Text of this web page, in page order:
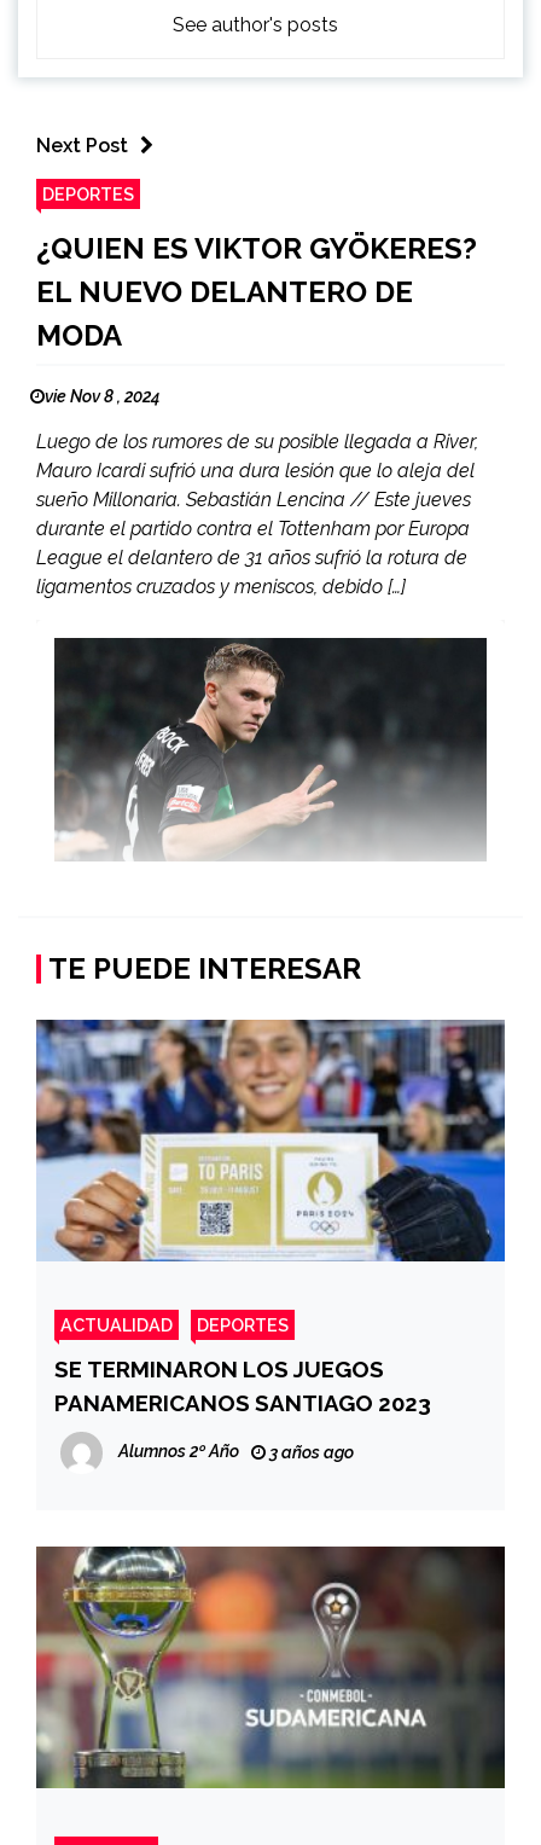
See author's posts
Next Post
DEPORTES
¿QUIEN ES VIKTOR GYÖKERES?
EL NUEVO DELANTERO DE
MODA
vie Nov 8 , 2024
Luego de los rumores de su posible llegada a River,
Mauro Icardi sufrió una dura lesión que lo aleja del
sueño Millonaria. Sebastián Lencina // Este jueves
durante el partido contra el Tottenham por Europa
League el delantero de 31 años sufrió la rotura de
ligamentos cruzados y meniscos, debido […]
TE PUEDE INTERESAR
ACTUALIDAD DEPORTES
SE TERMINARON LOS JUEGOS
PANAMERICANOS SANTIAGO 2023
Alumnos 2º Año 3 años ago